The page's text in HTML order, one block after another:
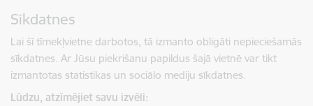
Sīkdatnes
Lai šī tīmekļvietne darbotos, tā izmanto obligāti nepieciešamās
sīkdatnes. Ar Jūsu piekrišanu papildus šajā vietnē var tikt
izmantotas statistikas un sociālo mediju sīkdatnes.
Lūdzu, atzīmējiet savu izvēli: